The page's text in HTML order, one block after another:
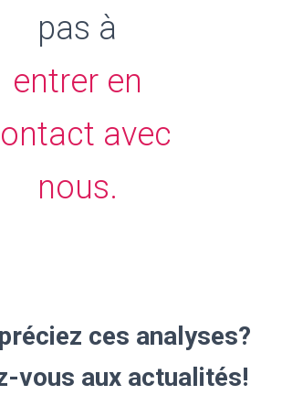
pas à
entrer en
avec
nous.
ces analyses?
vous aux actualités!